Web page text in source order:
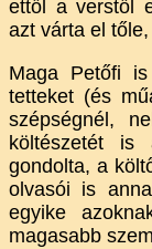
ettől a verstől
azt várta el
Maga Petőfi
tetteket (és
szépségnél,
költészetét is
gondolta, a
olvasói is
egyike
magasabb